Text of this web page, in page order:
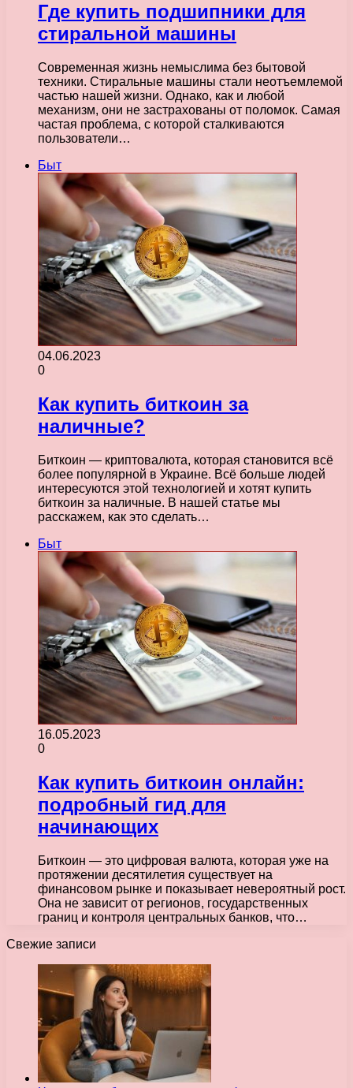
Где купить подшипники для
стиральной машины
Современная жизнь немыслима без бытовой
техники. Стиральные машины стали неотъемлемой
частью нашей жизни. Однако, как и любой
механизм, они не застрахованы от поломок. Самая
частая проблема, с которой сталкиваются
пользователи…
Быт
04.06.2023
0
Как купить биткоин за
наличные?
Биткоин — криптовалюта, которая становится всё
более популярной в Украине. Всё больше людей
интересуются этой технологией и хотят купить
биткоин за наличные. В нашей статье мы
расскажем, как это сделать…
Быт
16.05.2023
0
Как купить биткоин онлайн:
подробный гид для
начинающих
Биткоин — это цифровая валюта, которая уже на
протяжении десятилетия существует на
финансовом рынке и показывает невероятный рост.
Она не зависит от регионов, государственных
границ и контроля центральных банков, что…
Свежие записи